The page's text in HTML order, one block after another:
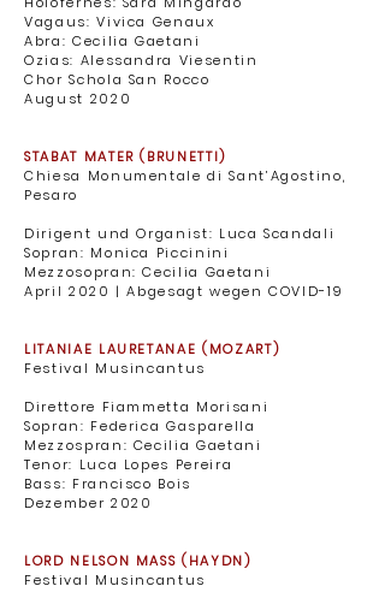
Vagaus: Vivica Genaux
Abra: Cecilia Gaetani
Ozias: Alessandra Viesentin
Chor Schola San Rocco ​
August 2020
STABAT MATER (BRUNETTI)
Chiesa Monumentale di Sant’Agostino,
Pesaro ​
Dirigent und Organist: Luca Scandali
Sopran: Monica Piccinini
Mezzosopran: Cecilia Gaetani ​
April 2020 | Abgesagt wegen COVID-19
LITANIAE LAURETANAE (MOZART)
Festival Musincantus ​
Direttore Fiammetta Morisani
Sopran: Federica Gasparella
Mezzospran: Cecilia Gaetani
Tenor: Luca Lopes Pereira
Bass: Francisco Bois ​
Dezember 2020
LORD NELSON MASS (HAYDN)
Festival Musincantus